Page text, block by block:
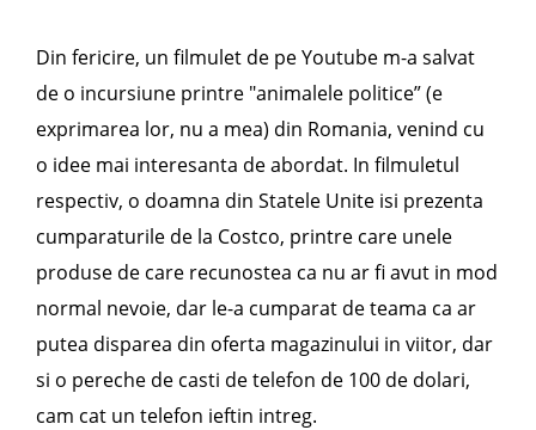
Din fericire, un filmulet de pe Youtube m-a salvat
de o incursiune printre "animalele politice” (e
exprimarea lor, nu a mea) din Romania, venind cu
o idee mai interesanta de abordat. In filmuletul
respectiv, o doamna din Statele Unite isi prezenta
cumparaturile de la Costco, printre care unele
produse de care recunostea ca nu ar fi avut in mod
normal nevoie, dar le-a cumparat de teama ca ar
putea disparea din oferta magazinului in viitor, dar
si o pereche de casti de telefon de 100 de dolari,
cam cat un telefon ieftin intreg.